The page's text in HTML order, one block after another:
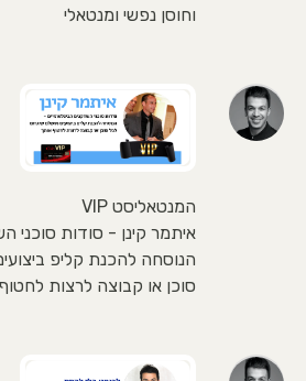
וחוסן נפשי ומנטאלי
המנטאליסט VIP
איתמר קינן - סודות סוכני
הנוסחה להכנת קליפ
סוכן או קבוצה לרצות